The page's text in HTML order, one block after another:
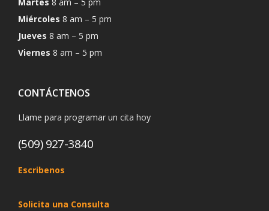
Miércoles 8 am – 5 pm
Jueves 8 am – 5 pm
Viernes 8 am – 5 pm
CONTÁCTENOS
Llame para programar un cita hoy
(509) 927-3840
Escribenos
Solicita una Consulta